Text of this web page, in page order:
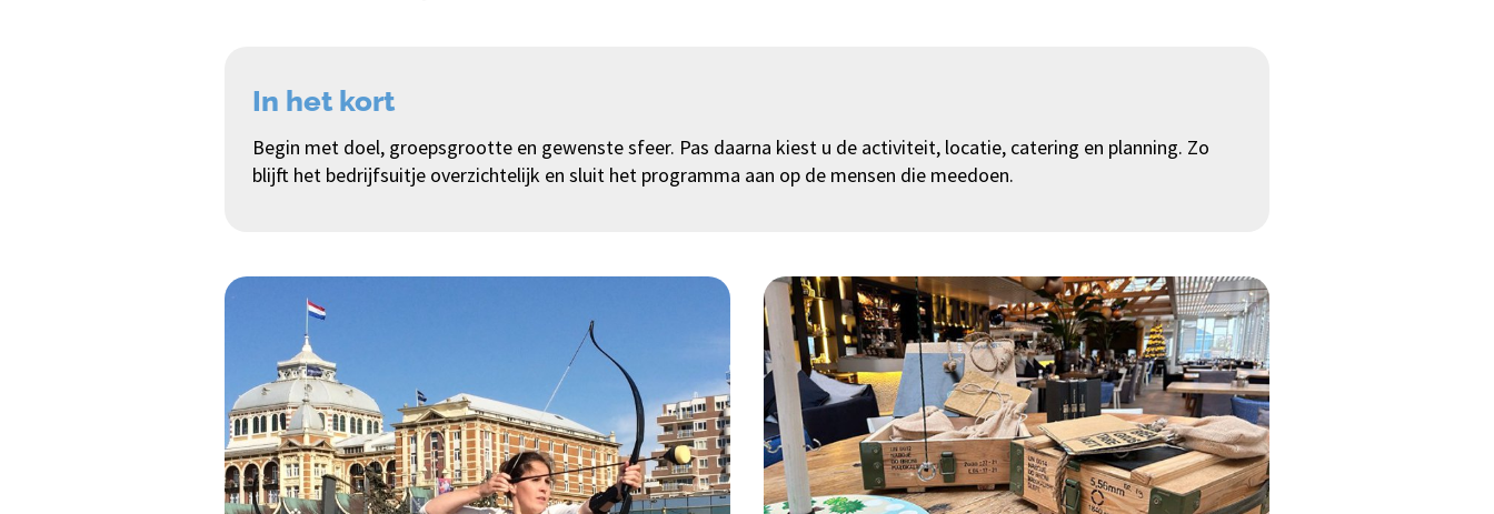
In het kort
Begin met doel, groepsgrootte en gewenste sfeer. Pas daarna kiest u de activiteit, locatie, catering en planning. Zo
blijft het bedrijfsuitje overzichtelijk en sluit het programma aan op de mensen die meedoen.